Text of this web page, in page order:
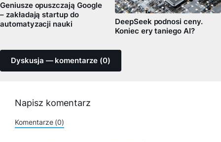
Geniusze opuszczają Google
– zakładają startup do
automatyzacji nauki
DeepSeek podnosi ceny.
Koniec ery taniego AI?
Dyskusja — komentarze (0)
Napisz komentarz
Komentarze (0)